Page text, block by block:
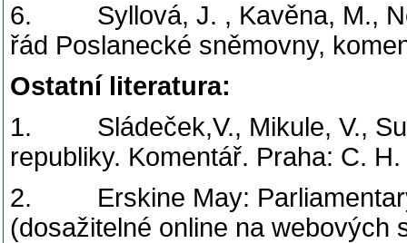
6. Syllová, J. , Kavěna, M.,
řád Poslanecké sněmovny,
Ostatní literatura:
1. Sládeček,V., Mikule, V.,
republiky. Komentář. Praha: C.
2. Erskine May: Parliamentary
(dosažitelné online na webových